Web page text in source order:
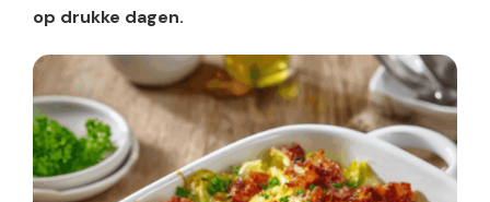
op drukke dagen.